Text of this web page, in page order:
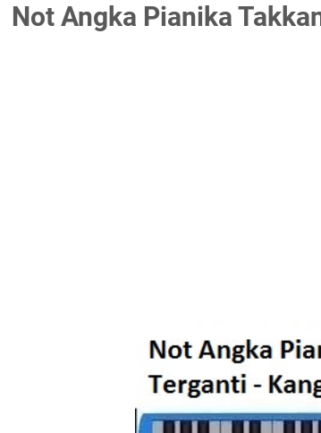
Not Angka Pianika